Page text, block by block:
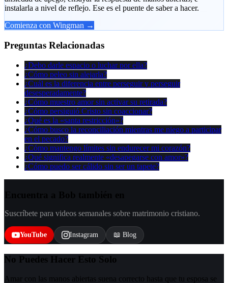
instalarla a nivel de reflejo. Ese es el puente de saber a hacer.
Comienza con Wingman →
Preguntas Relacionadas
¿Debo darle espacio o luchar por ella?
¿Cómo peleo sin alejarla?
¿Cuál es la diferencia entre perseguir y perseguir
desesperadamente?
¿Cómo muestro amor sin activar su retirada?
¿Cómo persiguió Cristo sin coaccionar?
¿Qué es la «santa restricción»?
¿Cómo busco la reconciliación mientras me niego a participar
en el pecado?
¿Cómo mantengo límites sin endurecer mi corazón?
¿Qué significa realmente «desapegarse con amor»?
¿Cómo puedo ser cálido sin ser un tapete?
Suscríbete para videos semanales sobre matrimonio cristiano.
YouTube Instagram 📖 Blog
No Puedes Hacer Esto Solo
Amar con las manos abiertas suena correcto hasta que tu esposa se